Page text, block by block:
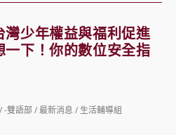
灣少年權益與福利促進
下！你的數位安全指
/-雙語部/最新消息 / 生活輔導組